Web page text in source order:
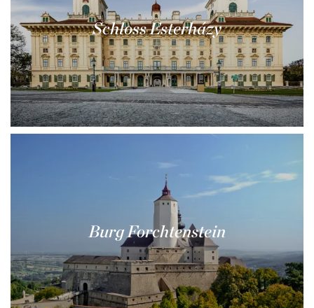
Schloss Esterházy
Burg Forchtenstein